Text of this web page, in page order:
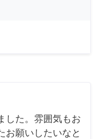
した。雰囲気もお
お願いしたいなと